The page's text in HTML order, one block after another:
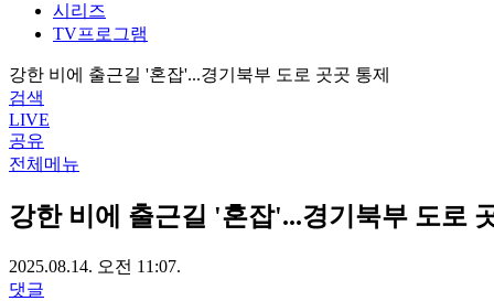
시리즈
TV프로그램
강한 비에 출근길 '혼잡'...경기북부 도로 곳곳 통제
검색
LIVE
공유
전체메뉴
강한 비에 출근길 '혼잡'...경기북부 도로
2025.08.14. 오전 11:07.
댓글